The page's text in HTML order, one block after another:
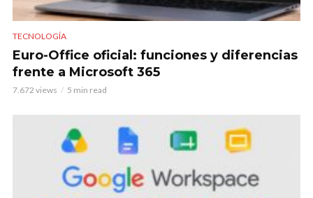
TECNOLOGÍA
Euro-Office oficial: funciones y diferencias
frente a Microsoft 365
7.672 views 5 min read